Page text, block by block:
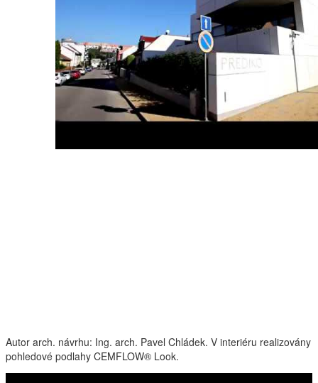
Autor arch. návrhu: Ing. arch. Pavel Chládek. V interiéru realizovány
pohledové podlahy CEMFLOW® Look.